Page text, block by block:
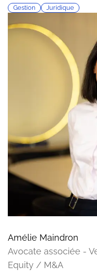
Gestion Juridique
Amélie Maindron
Avocate associée -
Equity / M&A